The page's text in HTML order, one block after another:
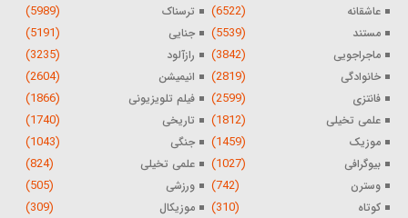
عاشقانه (6522) ترسناک (5989)
مستند (5539) جنایی (5191)
ماجراجویی (3842) رازآلود (3235)
خانوادگی (2819) انیمیشن (2604)
فانتزی (2599) فیلم تلویزیونی (1866)
علمی تخیلی (1812) تاریخی (1740)
موزیک (1459) جنگی (1043)
بیوگرافی (1027) علمی تخیلی (824)
وسترن (742) ورزشی (505)
کوتاه (310) موزیکال (309)